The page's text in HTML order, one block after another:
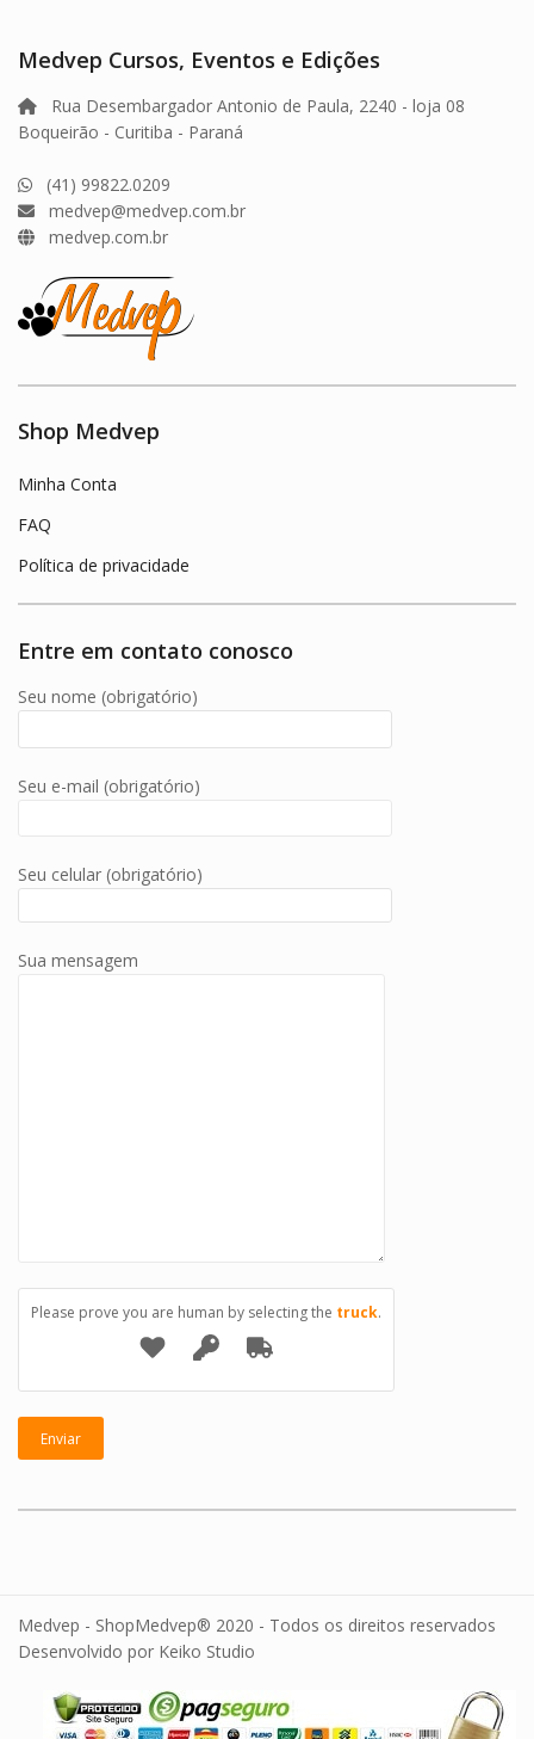
Medvep Cursos, Eventos e Edições
Rua Desembargador Antonio de Paula, 2240 - loja 08
Boqueirão - Curitiba - Paraná
(41) 99822.0209
medvep@medvep.com.br
medvep.com.br
Shop Medvep
Minha Conta
FAQ
Política de privacidade
Entre em contato conosco
Seu nome (obrigatório)
Seu e-mail (obrigatório)
Seu celular (obrigatório)
Sua mensagem
Please prove you are human by selecting the truck.
Medvep - ShopMedvep® 2020 - Todos os direitos reservados
Desenvolvido por Keiko Studio